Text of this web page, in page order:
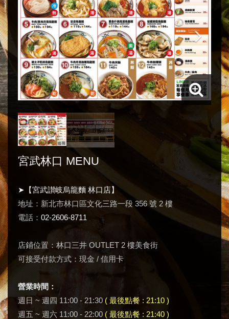
宮武林口 MENU
➤【宮武讃岐烏龍麵 林口店】
地址：新北市林口區文化三路一段 356 號 2 樓
電話： 02-2606-8711
店鋪位置：林口三井 OUTLET 2 樓美食街
可接受付款方式：現金 / 信用卡
營業時間：
週日 ~ 週四 11:00 - 21:30 ( 最後點餐 : 21:10 )
週五 ~ 週六 11:00 - 22:00 ( 最後點餐 : 21:40 )